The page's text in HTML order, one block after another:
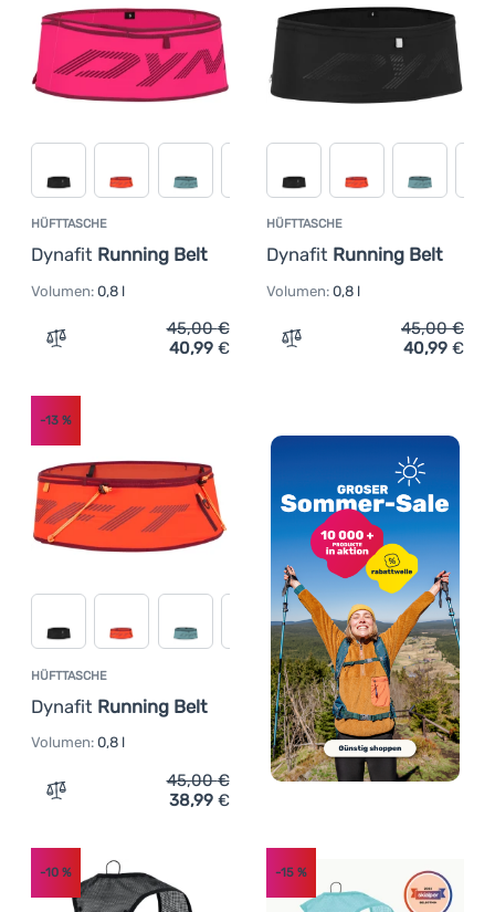
Anmelden /
Registrieren
HÜFTTASCHE
Dynafit Running Belt
Volumen: 0,8 l
Zum Vergleich 'Hüfttasche Dynafit Running Belt'
45,00€
40,99 €
HÜFTTASCHE
Dynafit Running Belt
Volumen: 0,8 l
Zum Vergleich
45,00€
40,99 €
HÜFTTASCHE
Dynafit Running Belt
-13 %
Volumen: 0,8 l
Zum Vergleich 'Hüfttasche Dynafit Running Belt'
45,00€
38,99 €
-10 % -15%